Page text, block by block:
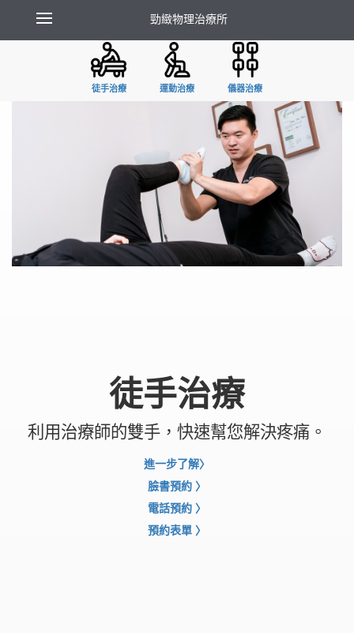
勁緻物理治療所
徒手治療 運動治療 儀器治療
徒手治療
利用治療師的雙手，快速幫您解決疼痛。
進一步了解〉
臉書預約 〉
電話預約 〉
預約表單 〉